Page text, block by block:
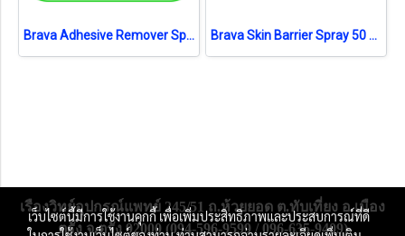
Brava Adhesive Remover Spray 50 ml [Coloplast] สเปรย์ลอกแป้น Brava Skin Barrier Spray 50 ml [Coloplast] สเปรย์เคลือบปกป้องผิว
เรืองวิทย์อุปกรณ์แพทย์ 245/51 ถ.ห้วยยอด ต.ทับเที่ยง อ.เมือง
ตรัง จ.ตรัง 92000 (094-596-9599 / 096-635-9409)
เว็บไซต์นี้มีการใช้งานคุกกี้ เพื่อเพิ่มประสิทธิภาพและประสบการณ์ที่ดี